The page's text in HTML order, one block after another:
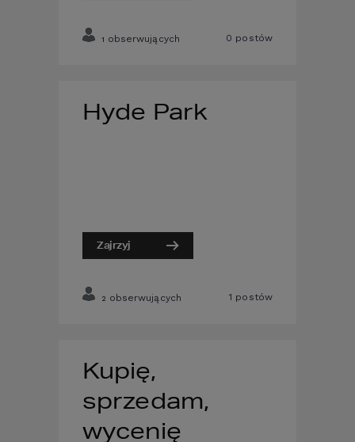
1 obserwujących 0 postów
Hyde Park
Zajrzyj
2 obserwujących 1 postów
Kupię,
sprzedam,
wycenię